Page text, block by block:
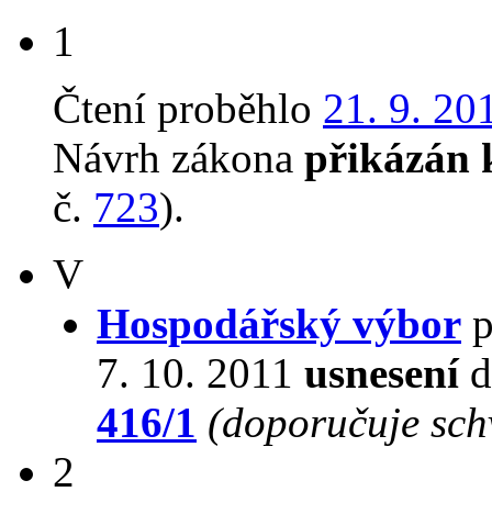
1
Čtení proběhlo 21. 9.
Návrh zákona přikázán
č. 723).
V
Hospodářský výbor
7. 10. 2011 usnesení
416/1 (doporučuje
2